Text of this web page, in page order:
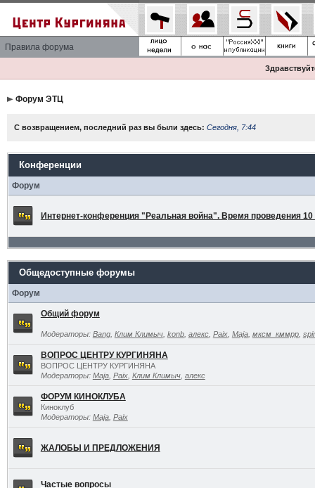
Правила форума
Форум ЭТЦ
С возвращением, последний раз вы были здесь: Сегодня, 7:44
Конференции
Форум
Интернет-конференция "Реальная война". Время проведения 10
Общедоступные форумы
Форум
Общий форум
Модераторы: Bang, Клим Климыч, konb, алекс, Paix, Maja, мксм_кммрр,
ВОПРОС ЦЕНТРУ КУРГИНЯНА
ВОПРОС ЦЕНТРУ КУРГИНЯНА
Модераторы: Maja, Paix, Клим Климыч, алекс
ФОРУМ КИНОКЛУБА
Киноклуб
Модераторы: Maja, Paix
ЖАЛОБЫ И ПРЕДЛОЖЕНИЯ
Частые вопросы